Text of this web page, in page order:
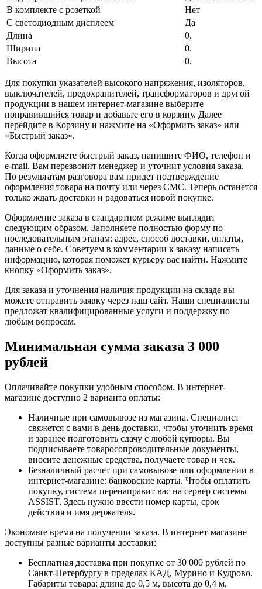
В комплекте с розеткой
Нет
С светодиодным дисплеем
Да
Длина
0.
Ширина
0.
Высота
0.
Для покупки указателей высокого напряжения, изоляторов,
выключателей, предохранителей, трансформаторов и другой
продукции в нашем интернет-магазине выберите
понравившийся товар и добавьте его в корзину. Далее
перейдите в Корзину и нажмите на «Оформить заказ» или
«Быстрый заказ».
Когда оформляете быстрый заказ, напишите ФИО, телефон и
e-mail. Вам перезвонит менеджер и уточнит условия заказа.
По результатам разговора вам придет подтверждение
оформления товара на почту или через СМС. Теперь останется
только ждать доставки и радоваться новой покупке.
Оформление заказа в стандартном режиме выглядит
следующим образом. Заполняете полностью форму по
последовательным этапам: адрес, способ доставки, оплаты,
данные о себе. Советуем в комментарии к заказу написать
информацию, которая поможет курьеру вас найти. Нажмите
кнопку «Оформить заказ».
Для заказа и уточнения наличия продукции на складе вы
можете отправить заявку через наш сайт. Наши специалисты
предложат квалифицированные услуги и поддержку по
любым вопросам.
Минимальная сумма заказа 3 000
рублей
Оплачивайте покупки удобным способом. В интернет-
магазине доступно 2 варианта оплаты:
Наличные при самовывозе из магазина. Специалист
свяжется с вами в день доставки, чтобы уточнить время
и заранее подготовить сдачу с любой купюры. Вы
подписываете товаросопроводительные документы,
вносите денежные средства, получаете товар и чек.
Безналичный расчет при самовывозе или оформлении в
интернет-магазине: банковские карты. Чтобы оплатить
покупку, система перенаправит вас на сервер системы
ASSIST. Здесь нужно ввести номер карты, срок
действия и имя держателя.
Экономьте время на получении заказа. В интернет-магазине
доступны разные варианты доставки:
Бесплатная доставка при покупке от 30 000 рублей по
Санкт-Петербургу в пределах КАД, Мурино и Кудрово.
Габариты товара: длина до 0,5 м, высота до 0,4 м,